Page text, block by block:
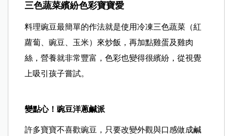
三色蔬菜繽紛色彩寶寶愛
料理豌豆最簡單的作法就是使用冷凍三色蔬菜（紅
蘿蔔、豌豆、玉米）來炒飯，再加點雞蛋及雞肉
絲，營養就非常豐富，色彩也變得很繽紛，從視覺
上吸引孩子嘗試。
變點心！豌豆洋蔥鹹派
許多寶寶不喜歡豌豆，只要改變外觀與口感做成鹹